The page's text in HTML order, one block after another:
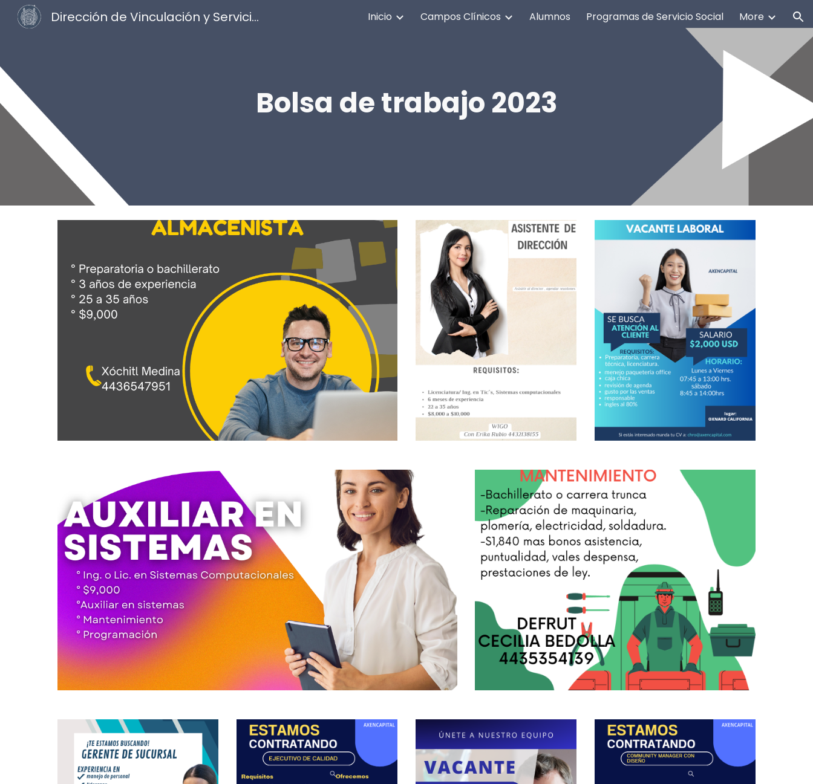
Skip to navigation
Dirección de Vinculación y Servicio Social Inicio Campos Clínicos Alumnos Programas de Servicio Social More
Bolsa de trabajo 2023